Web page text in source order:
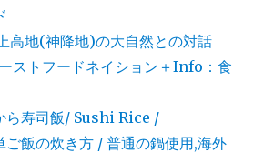
地(神降地)の大自然との対話
ストフードネイション＋Info：食
ら寿司飯/ Sushi Rice /
飯の炊き方 / 普通の鍋使用,海外